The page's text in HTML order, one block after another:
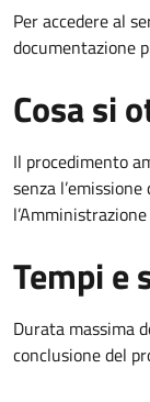
Per accedere al
documentazione
Cosa si
Il procedimento
senza
Tempi e
Durata massima
conclusione del